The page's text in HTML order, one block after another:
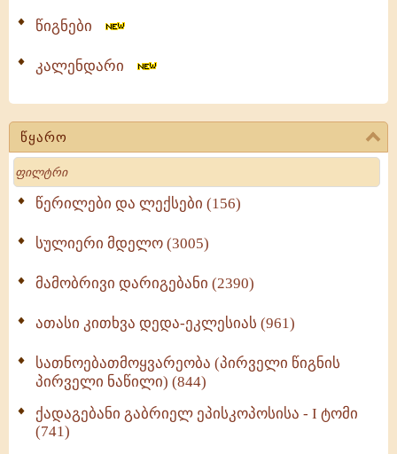
წიგნები
კალენდარი
წყარო
Search
წერილები და ლექსები (156)
სულიერი მდელო (3005)
მამობრივი დარიგებანი (2390)
ათასი კითხვა დედა-ეკლესიას (961)
სათნოებათმოყვარეობა (პირველი წიგნის
პირველი ნაწილი) (844)
ქადაგებანი გაბრიელ ეპისკოპოსისა - I ტომი
(741)